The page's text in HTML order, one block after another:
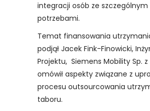
integracji osób ze szczególnym
potrzebami.
Temat finansowania
podjął Jacek Fink-Finowicki,
Projektu, Siemens Mobility Sp. z
omówił aspekty związane z
procesu outsourcowania
taboru.